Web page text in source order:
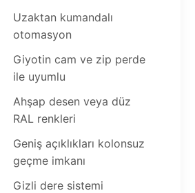
Uzaktan kumandalı
otomasyon
Giyotin cam ve zip perde
ile uyumlu
Ahşap desen veya düz
RAL renkleri
Geniş açıklıkları kolonsuz
geçme imkanı
Gizli dere sistemi